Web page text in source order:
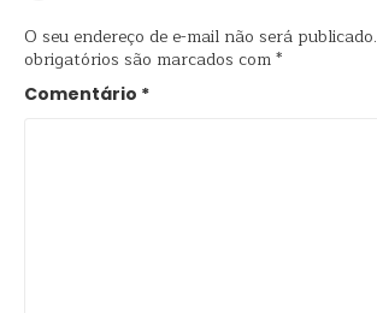
O seu endereço de e-mail não será publicado.
obrigatórios são marcados com*
Comentário *